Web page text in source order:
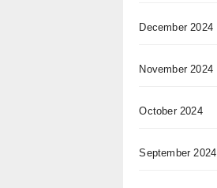
December 2024
November 2024
October 2024
September 2024